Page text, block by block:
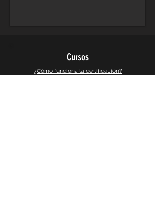
Cursos
¿Cómo funciona la certificación?